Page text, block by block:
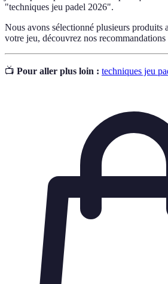
"techniques jeu padel 2026".
Nous avons sélectionné plusieurs produits
votre jeu, découvrez nos recommandations
📺 Pour aller plus loin : techniques jeu